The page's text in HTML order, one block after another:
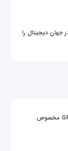
دیجیتال را
قیمت سرور گرافیکی | خرید GPU Server مخصوص